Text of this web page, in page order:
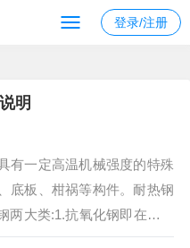
登录/注册
明
有一定高温机械强度的特殊
底板、柑祸等构件。耐热钢
大类:1.抗氧化钢即在高温
好，且不易起皮的钢，也称